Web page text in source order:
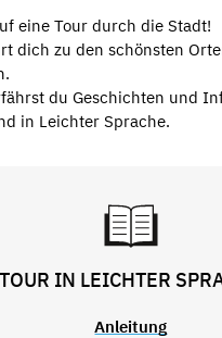
eine Tour durch die Stadt!
dich zu den schönsten
du Geschichten und
in Leichter Sprache.
TOUR IN LEICHTER
Anleitung